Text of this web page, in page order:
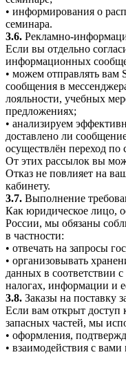
• информирования о
семинара.
3.6. Рекламно-
Если вы отдельно
информационных
• можем отправлять вам
сообщения в
лояльности, учебных
предложениях;
• анализируем
доставлено ли
осуществлён переход по
От этих рассылок вы
Отказ не повлияет на
кабинету.
3.7. Выполнение
Как юридическое лицо,
России, мы обязаны
в частности:
• отвечать на запросы
• организовывать
данных в соответствии с
налогах, информации и
3.8. Заказы на поставку
Если вам открыт доступ
запасных частей, мы
• оформления,
• взаимодействия с